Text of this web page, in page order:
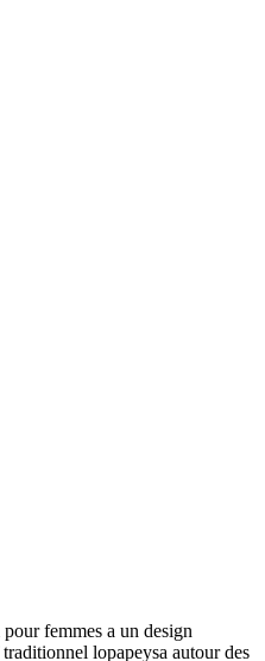
femmes a un design
lopapeysa autour des